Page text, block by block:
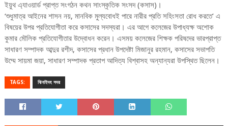
ইয়ুথ এ্যাওয়ার্ড প্রাপ্ত সংগঠন কথন সাংস্কৃতিক সংসদ (কসাস)।
‘শুধুমাত্র আইনের শাসন নয়, মানবিক মুল্যবোধই পারে নারীর প্রতি সহিংসতা রোধ করতে’ এ
বিষয়ের উপর প্রতিযোগীতা করে কসাসের সদস্যরা। এর আগে কলেজের উপাধ্যক্ষ অশোক
কুমার মৌলিক প্রতিযোগীতার উদ্বোধন করেন। এসময় কলেজের শিক্ষক পরিষদের ভারপ্রাপ্ত
সাধারণ সম্পাদক আব্দুর রশীদ, কসাসের প্রধান উপদেষ্টা মিজানুর রহমান, কসাসের সভাপতি
উম্মে সায়মা জয়া, সাধারণ সম্পাদক প্রতাপ আদিত্য বিশ্বাসহ অন্যান্যরা উপস্থিত ছিলেন।
TAGS: ঝিনাইদহ সদর